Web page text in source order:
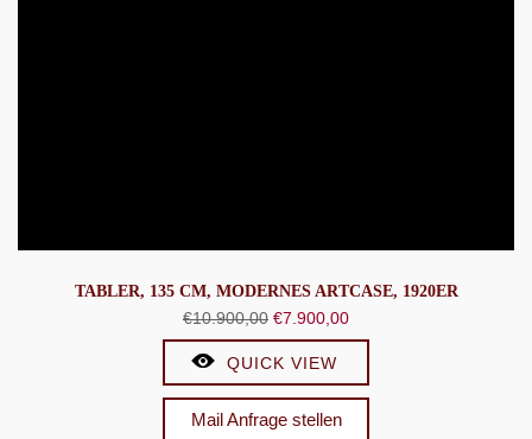
TABLER, 135 CM, MODERNES ARTCASE, 1920ER
€10.900,00 Ursprünglicher
Preis
war:
€10.900,00
€7.900,00Aktueller
Preis
€7.900,00.
QUICK VIEW
Mail Anfrage stellen